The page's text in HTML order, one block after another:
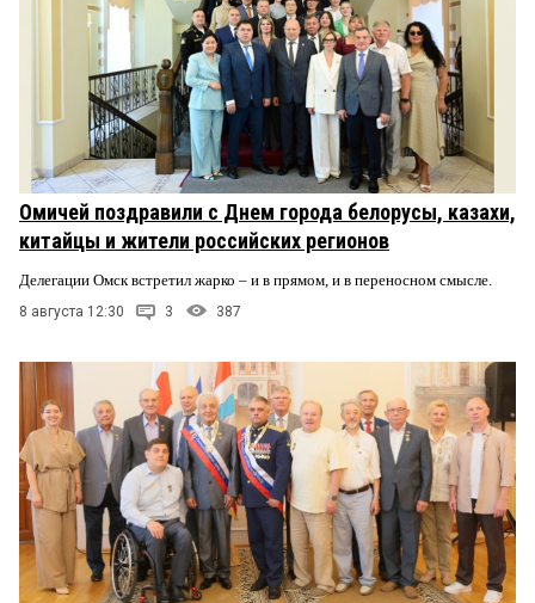
Омичей поздравили с Днем города белорусы, казахи,
китайцы и жители российских регионов
Делегации Омск встретил жарко – и в прямом, и в переносном смысле.
8 августа 12:30 3 387